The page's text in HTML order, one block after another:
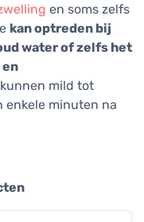
en soms zelfs
kan optreden bij
water of zelfs het
en
mild tot
enkele minuten na